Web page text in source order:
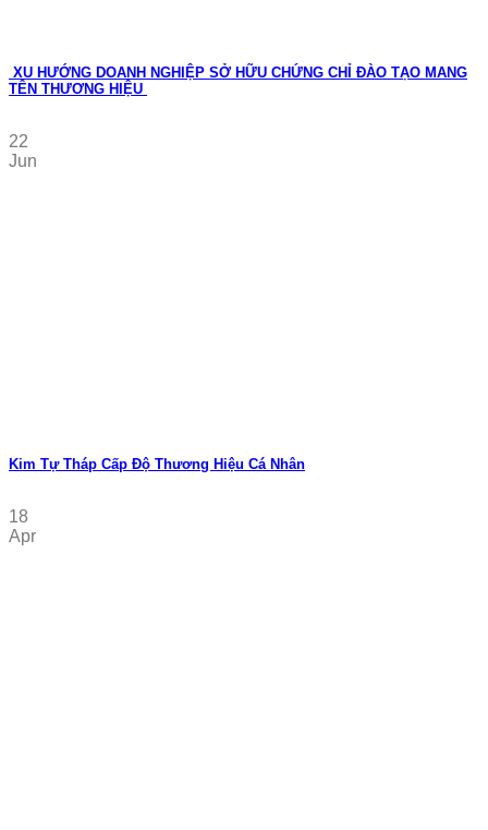
XU HƯỚNG DOANH NGHIỆP SỞ HỮU CHỨNG CHỈ ĐÀO TẠO MANG
TÊN THƯƠNG HIỆU
22
Jun
Kim Tự Tháp Cấp Độ Thương Hiệu Cá Nhân
18
Apr